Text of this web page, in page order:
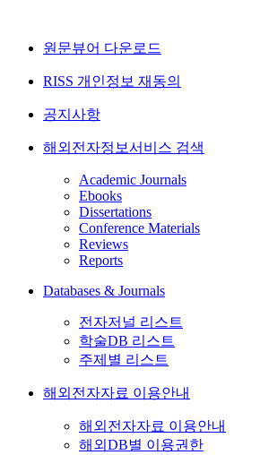
원문뷰어 다운로드
RISS 개인정보 재동의
공지사항
해외전자정보서비스 검색
Academic Journals
Ebooks
Dissertations
Conference Materials
Reviews
Reports
Databases & Journals
전자저널 리스트
학술DB 리스트
주제별 리스트
해외전자자료 이용안내
해외전자자료 이용안내
해외DB별 이용권한